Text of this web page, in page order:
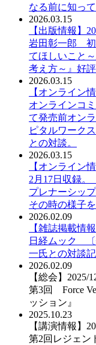
なる前に知っ
2026.03.15
【出版情報】
岩田彰一郎 初
てほしいこと
考え方～』好
2026.03.15
【オンライン
オンラインコ
て発売前オン
ピタルワーク
との対談。
2026.03.15
【オンライン
2月17日収録
プレナーシッ
その時の様子
2026.02.09
【雑誌掲載情
日経ムック
一氏との対談
2026.02.09
【総会】2025/
第3回 Force
ッション』
2025.10.23
【講演情報】
第2回レジェ